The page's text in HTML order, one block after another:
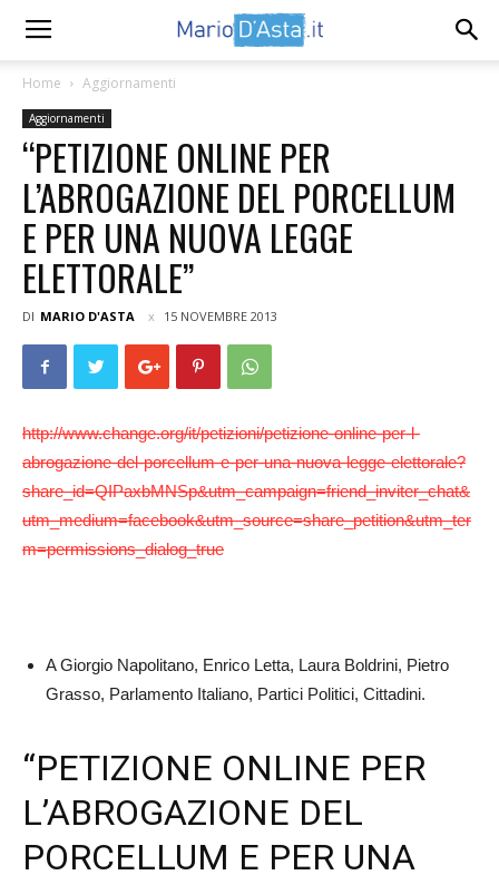
Home Aggiornamenti
Aggiornamenti
“PETIZIONE ONLINE PER
L’ABROGAZIONE DEL PORCELLUM
E PER UNA NUOVA LEGGE
ELETTORALE”
DI MARIO D'ASTA 15 NOVEMBRE 2013
http://www.change.org/it/petizioni/petizione-online-per-l-
abrogazione-del-porcellum-e-per-una-nuova-legge-elettorale?
share_id=QIPaxbMNSp&utm_campaign=friend_inviter_chat&
utm_medium=facebook&utm_source=share_petition&utm_ter
m=permissions_dialog_true
A Giorgio Napolitano, Enrico Letta, Laura Boldrini, Pietro
Grasso, Parlamento Italiano, Partici Politici, Cittadini.
“PETIZIONE ONLINE PER
L’ABROGAZIONE DEL
PORCELLUM E PER UNA